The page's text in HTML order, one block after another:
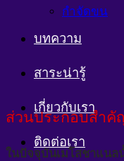
กำจัดขน
บทความ
สาระน่ารู้
เกี่ยวกับเรา
ติดต่อเรา
ส่วนประกอบสำคั
ในปัจจุบันเมโสชาแน